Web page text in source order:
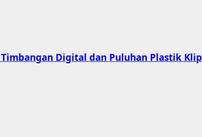
Digital dan Puluhan Plastik Klip